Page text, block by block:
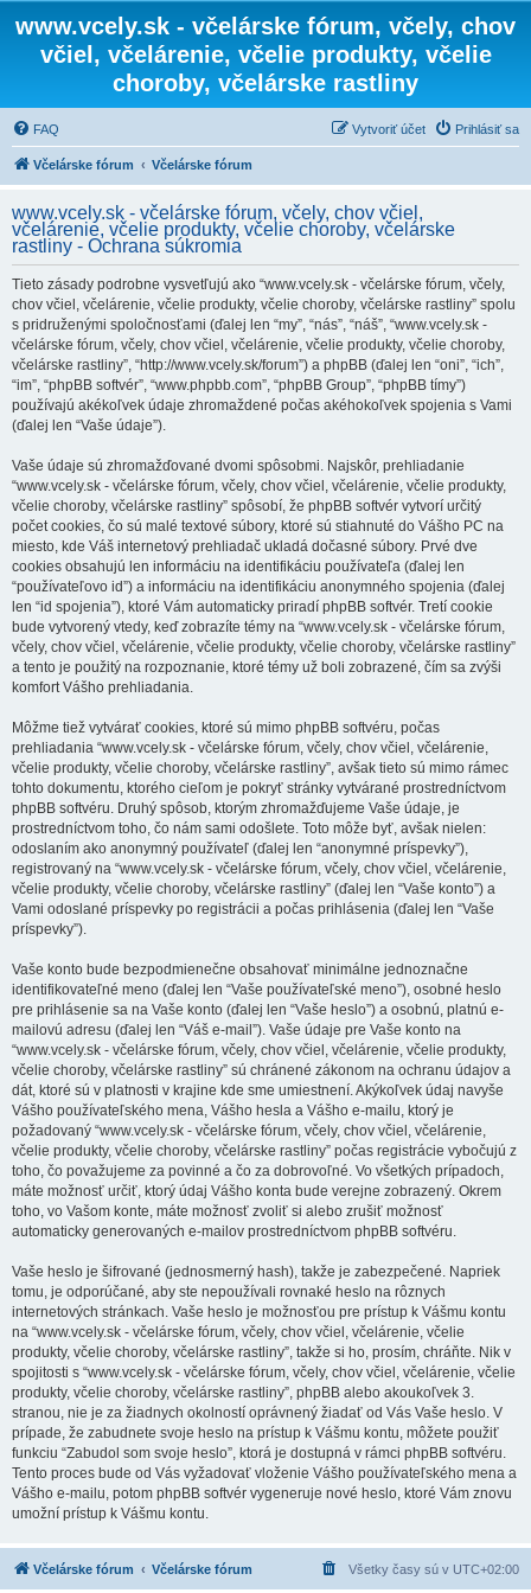
www.vcely.sk - včelárske fórum, včely, chov
včiel, včelárenie, včelie produkty, včelie
choroby, včelárske rastliny
FAQ Prihlásiť sa
Vytvoriť účet
Včelárske fórum Včelárske fórum
www.vcely.sk - včelárske fórum, včely, chov včiel,
včelárenie, včelie produkty, včelie choroby, včelárske
rastliny - Ochrana súkromia
Tieto zásady podrobne vysvetľujú ako “www.vcely.sk - včelárske fórum, včely,
chov včiel, včelárenie, včelie produkty, včelie choroby, včelárske rastliny” spolu
s pridruženými spoločnosťami (ďalej len “my”, “nás”, “náš”, “www.vcely.sk -
včelárske fórum, včely, chov včiel, včelárenie, včelie produkty, včelie choroby,
včelárske rastliny”, “http://www.vcely.sk/forum”) a phpBB (ďalej len “oni”, “ich”,
“im”, “phpBB softvér”, “www.phpbb.com”, “phpBB Group”, “phpBB tímy”)
používajú akékoľvek údaje zhromaždené počas akéhokoľvek spojenia s Vami
(ďalej len “Vaše údaje”).
Vaše údaje sú zhromažďované dvomi spôsobmi. Najskôr, prehliadanie
“www.vcely.sk - včelárske fórum, včely, chov včiel, včelárenie, včelie produkty,
včelie choroby, včelárske rastliny” spôsobí, že phpBB softvér vytvorí určitý
počet cookies, čo sú malé textové súbory, ktoré sú stiahnuté do Vášho PC na
miesto, kde Váš internetový prehliadač ukladá dočasné súbory. Prvé dve
cookies obsahujú len informáciu na identifikáciu používateľa (ďalej len
“používateľovo id”) a informáciu na identifikáciu anonymného spojenia (ďalej
len “id spojenia”), ktoré Vám automaticky priradí phpBB softvér. Tretí cookie
bude vytvorený vtedy, keď zobrazíte témy na “www.vcely.sk - včelárske fórum,
včely, chov včiel, včelárenie, včelie produkty, včelie choroby, včelárske rastliny”
a tento je použitý na rozpoznanie, ktoré témy už boli zobrazené, čím sa zvýši
komfort Vášho prehliadania.
Môžme tiež vytvárať cookies, ktoré sú mimo phpBB softvéru, počas
prehliadania “www.vcely.sk - včelárske fórum, včely, chov včiel, včelárenie,
včelie produkty, včelie choroby, včelárske rastliny”, avšak tieto sú mimo rámec
tohto dokumentu, ktorého cieľom je pokryť stránky vytvárané prostredníctvom
phpBB softvéru. Druhý spôsob, ktorým zhromažďujeme Vaše údaje, je
prostredníctvom toho, čo nám sami odošlete. Toto môže byť, avšak nielen:
odoslaním ako anonymný používateľ (ďalej len “anonymné príspevky”),
registrovaný na “www.vcely.sk - včelárske fórum, včely, chov včiel, včelárenie,
včelie produkty, včelie choroby, včelárske rastliny” (ďalej len “Vaše konto”) a
Vami odoslané príspevky po registrácii a počas prihlásenia (ďalej len “Vaše
príspevky”).
Vaše konto bude bezpodmienečne obsahovať minimálne jednoznačne
identifikovateľné meno (ďalej len “Vaše používateľské meno”), osobné heslo
pre prihlásenie sa na Vaše konto (ďalej len “Vaše heslo”) a osobnú, platnú e-
mailovú adresu (ďalej len “Váš e-mail”). Vaše údaje pre Vaše konto na
“www.vcely.sk - včelárske fórum, včely, chov včiel, včelárenie, včelie produkty,
včelie choroby, včelárske rastliny” sú chránené zákonom na ochranu údajov a
dát, ktoré sú v platnosti v krajine kde sme umiestnení. Akýkoľvek údaj navyše
Vášho používateľského mena, Vášho hesla a Vášho e-mailu, ktorý je
požadovaný “www.vcely.sk - včelárske fórum, včely, chov včiel, včelárenie,
včelie produkty, včelie choroby, včelárske rastliny” počas registrácie vybočujú z
toho, čo považujeme za povinné a čo za dobrovoľné. Vo všetkých prípadoch,
máte možnosť určiť, ktorý údaj Vášho konta bude verejne zobrazený. Okrem
toho, vo Vašom konte, máte možnosť zvoliť si alebo zrušiť možnosť
automaticky generovaných e-mailov prostredníctvom phpBB softvéru.
Vaše heslo je šifrované (jednosmerný hash), takže je zabezpečené. Napriek
tomu, je odporúčané, aby ste nepoužívali rovnaké heslo na rôznych
internetových stránkach. Vaše heslo je možnosťou pre prístup k Vášmu kontu
na “www.vcely.sk - včelárske fórum, včely, chov včiel, včelárenie, včelie
produkty, včelie choroby, včelárske rastliny”, takže si ho, prosím, chráňte. Nik v
spojitosti s “www.vcely.sk - včelárske fórum, včely, chov včiel, včelárenie, včelie
produkty, včelie choroby, včelárske rastliny”, phpBB alebo akoukoľvek 3.
stranou, nie je za žiadnych okolností oprávnený žiadať od Vás Vaše heslo. V
prípade, že zabudnete svoje heslo na prístup k Vášmu kontu, môžete použiť
funkciu “Zabudol som svoje heslo”, ktorá je dostupná v rámci phpBB softvéru.
Tento proces bude od Vás vyžadovať vloženie Vášho používateľského mena a
Vášho e-mailu, potom phpBB softvér vygeneruje nové heslo, ktoré Vám znovu
umožní prístup k Vášmu kontu.
Včelárske fórum Včelárske fórum Všetky časy sú v UTC+02:00